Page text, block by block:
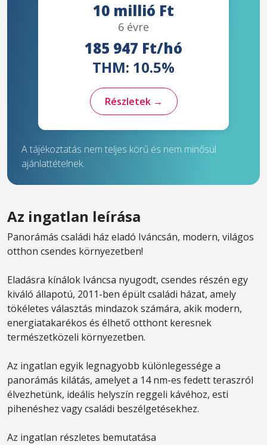
10 millió Ft
6 évre
185 947 Ft/hó
THM: 10.5%
Részletek →
A tájékoztatás nem teljes körű és nem minősül
ajánlattételnek.
Az ingatlan leírása
Panorámás családi ház eladó Iváncsán, modern, világos
otthon csendes környezetben!
Eladásra kínálok Iváncsa nyugodt, csendes részén egy
kiváló állapotú, 2011-ben épült családi házat, amely
tökéletes választás mindazok számára, akik modern,
energiatakarékos és élhető otthont keresnek
természetközeli környezetben.
Az ingatlan egyik legnagyobb különlegessége a
panorámás kilátás, amelyet a 14 nm-es fedett teraszról
élvezhetünk, ideális helyszín reggeli kávéhoz, esti
pihenéshez vagy családi beszélgetésekhez.
Az ingatlan részletes bemutatása